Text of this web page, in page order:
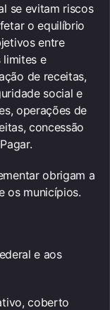
se evitam riscos
o equilíbrio
entre
limites e
de receitas,
social e
operações de
concessão
obrigam a
os municípios.
e aos
coberto